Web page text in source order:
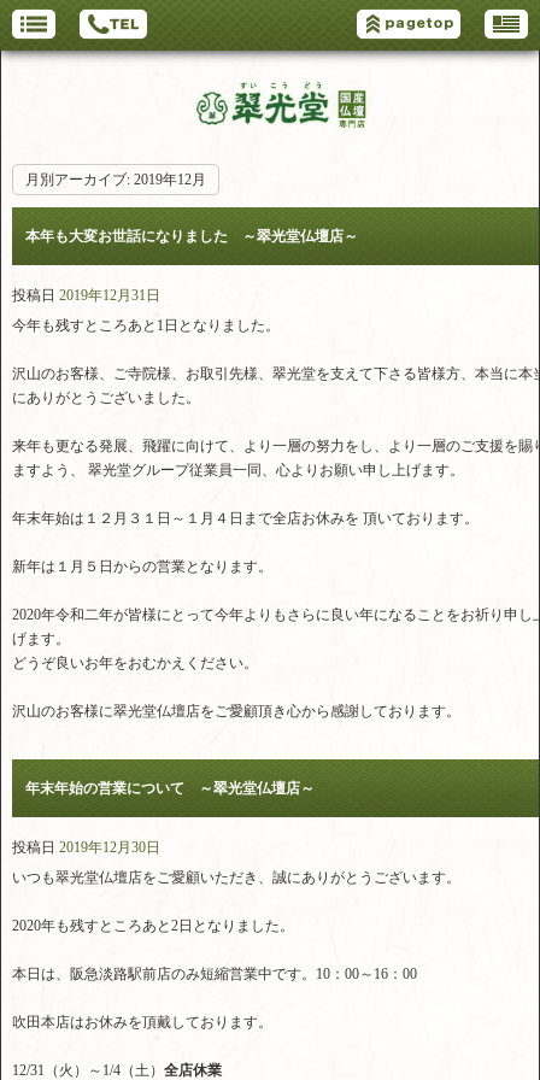
月別アーカイブ: 2019年12月
本年も大変お世話になりました ～翠光堂仏壇店～
投稿日 2019年12月31日
今年も残すところあと1日となりました。
沢山のお客様、ご寺院様、お取引先様、翠光堂を支えて下さる皆様方、本当に本
にありがとうございました。
来年も更なる発展、飛躍に向けて、より一層の努力をし、より一層のご支援を賜
ますよう、 翠光堂グループ従業員一同、心よりお願い申し上げます。
年末年始は１２月３１日～１月４日まで全店お休みを 頂いております。
新年は１月５日からの営業となります。
2020年令和二年が皆様にとって今年よりもさらに良い年になることをお祈り申し
げます。
どうぞ良いお年をおむかえください。
沢山のお客様に翠光堂仏壇店をご愛顧頂き心から感謝しております。
年末年始の営業について ～翠光堂仏壇店～
投稿日 2019年12月30日
いつも翠光堂仏壇店をご愛顧いただき、誠にありがとうございます。
2020年も残すところあと2日となりました。
本日は、阪急淡路駅前店のみ短縮営業中です。10：00～16：00
吹田本店はお休みを頂戴しております。
12/31（火）～1/4（土） 全店休業